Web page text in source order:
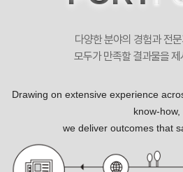
비젠웹로그 분석 시스템 포트폴리오
다양한 분야의 경험과 전
모두가 만족할 결과물을
Drawing on extensive experience
know-how,
we deliver outcomes that